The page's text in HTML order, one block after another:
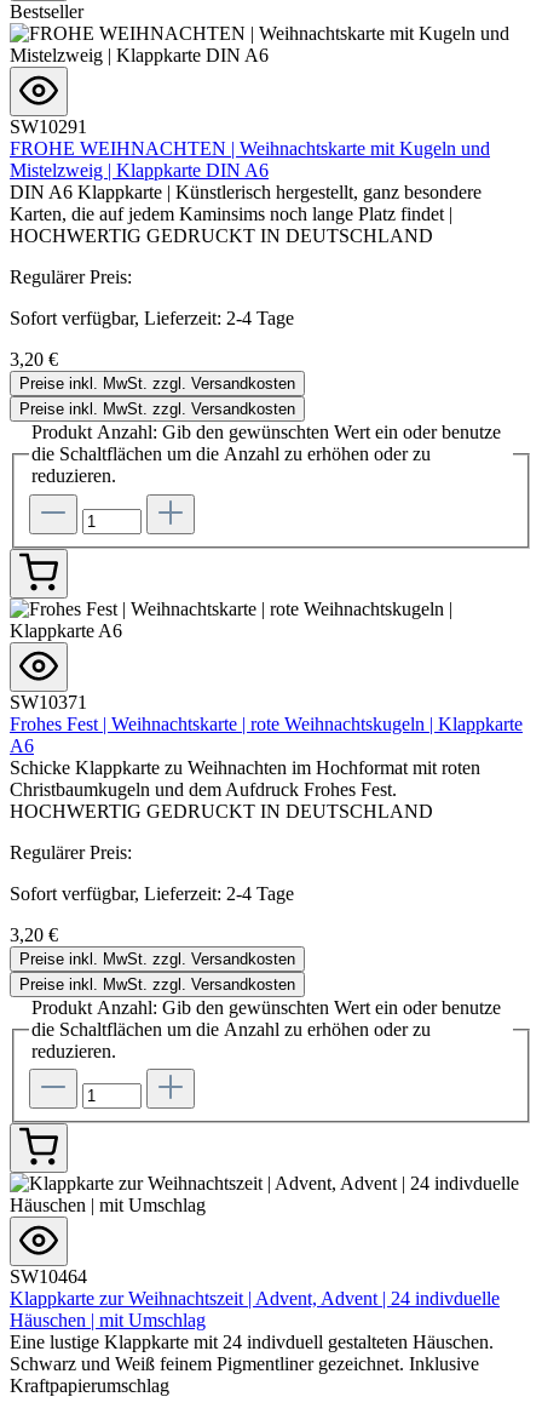
Bestseller
SW10291
FROHE WEIHNACHTEN | Weihnachtskarte mit Kugeln und
Mistelzweig | Klappkarte DIN A6
DIN A6 Klappkarte | Künstlerisch hergestellt, ganz besondere
Karten, die auf jedem Kaminsims noch lange Platz findet |
HOCHWERTIG GEDRUCKT IN DEUTSCHLAND
Regulärer Preis:
Sofort verfügbar, Lieferzeit: 2-4 Tage
3,20 €
Preise inkl. MwSt. zzgl. Versandkosten
Preise inkl. MwSt. zzgl. Versandkosten
Produkt Anzahl: Gib den gewünschten Wert ein oder benutze
die Schaltflächen um die Anzahl zu erhöhen oder zu
reduzieren.
SW10371
Frohes Fest | Weihnachtskarte | rote Weihnachtskugeln | Klappkarte
A6
Schicke Klappkarte zu Weihnachten im Hochformat mit roten
Christbaumkugeln und dem Aufdruck Frohes Fest.
HOCHWERTIG GEDRUCKT IN DEUTSCHLAND
Regulärer Preis:
Sofort verfügbar, Lieferzeit: 2-4 Tage
3,20 €
Preise inkl. MwSt. zzgl. Versandkosten
Preise inkl. MwSt. zzgl. Versandkosten
Produkt Anzahl: Gib den gewünschten Wert ein oder benutze
die Schaltflächen um die Anzahl zu erhöhen oder zu
reduzieren.
SW10464
Klappkarte zur Weihnachtszeit | Advent, Advent | 24 indivduelle
Häuschen | mit Umschlag
Eine lustige Klappkarte mit 24 indivduell gestalteten Häuschen.
Schwarz und Weiß feinem Pigmentliner gezeichnet. Inklusive
Kraftpapierumschlag